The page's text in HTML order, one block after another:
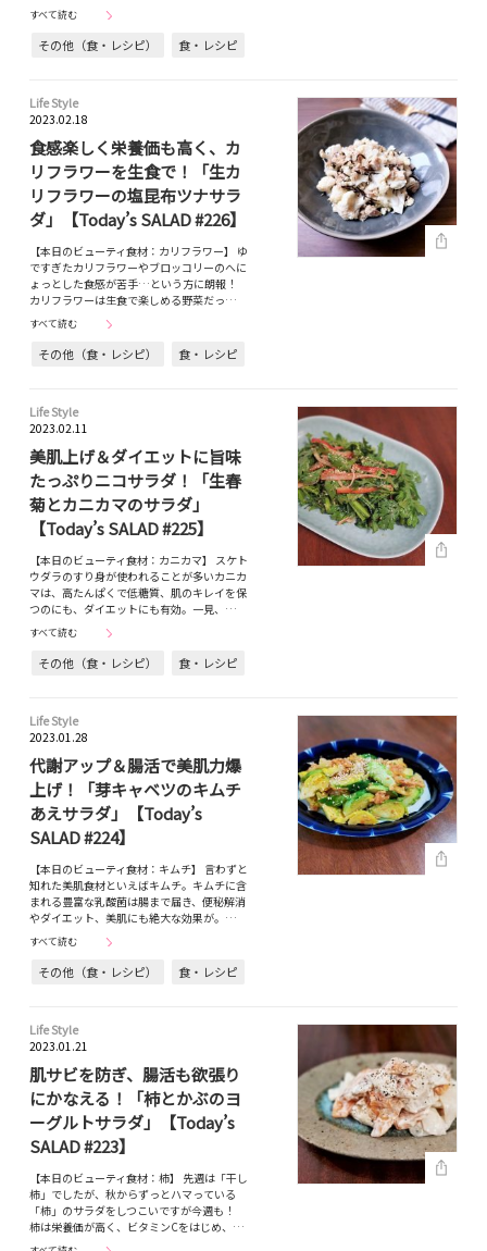
すべて読む
その他（食・レシピ） 食・レシピ
Life Style
2023.02.18
食感楽しく栄養価も高く、カ
リフラワーを生食で！「生カ
リフラワーの塩昆布ツナサラ
ダ」【Today’s SALAD #226】
【本日のビューティ食材：カリフラワー】 ゆ
ですぎたカリフラワーやブロッコリーのへに
ょっとした食感が苦手…という方に朗報！
カリフラワーは生食で楽しめる野菜だっ…
すべて読む
その他（食・レシピ） 食・レシピ
Life Style
2023.02.11
美肌上げ＆ダイエットに旨味
たっぷりニコサラダ！「生春
菊とカニカマのサラダ」
【Today’s SALAD #225】
【本日のビューティ食材：カニカマ】 スケト
ウダラのすり身が使われることが多いカニカ
マは、高たんぱくで低糖質、肌のキレイを保
つのにも、ダイエットにも有効。一見、…
すべて読む
その他（食・レシピ） 食・レシピ
Life Style
2023.01.28
代謝アップ＆腸活で美肌力爆
上げ！「芽キャベツのキムチ
あえサラダ」【Today’s
SALAD #224】
【本日のビューティ食材：キムチ】 言わずと
知れた美肌食材といえばキムチ。キムチに含
まれる豊富な乳酸菌は腸まで届き、便秘解消
やダイエット、美肌にも絶大な効果が。…
すべて読む
その他（食・レシピ） 食・レシピ
Life Style
2023.01.21
肌サビを防ぎ、腸活も欲張り
にかなえる！「柿とかぶのヨ
ーグルトサラダ」【Today’s
SALAD #223】
【本日のビューティ食材：柿】 先週は「干し
柿」でしたが、秋からずっとハマっている
「柿」のサラダをしつこいですが今週も！
柿は栄養価が高く、ビタミンCをはじめ、…